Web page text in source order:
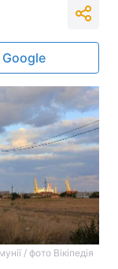
Google
/ фото Вікіпедія